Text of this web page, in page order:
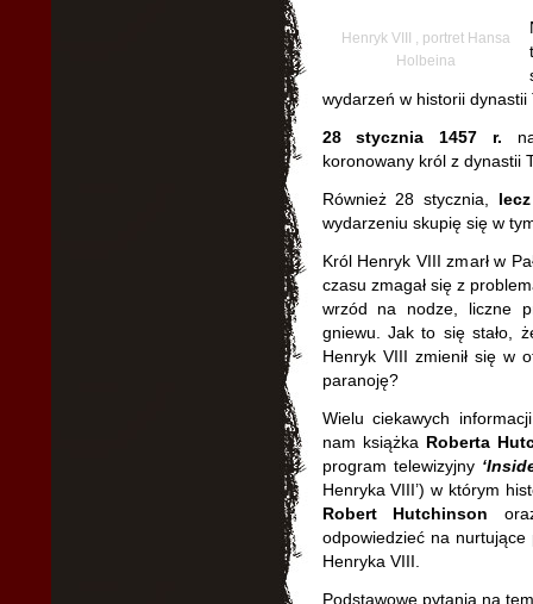
Henryk VIII , portret Hansa
Holbeina
wydarzeń w historii dynastii
28 stycznia 1457 r.
koronowany król z dynastii
Również 28 stycznia,
wydarzeniu skupię się w
Król Henryk VIII zmarł w
czasu zmagał się z
wrzód na nodze, liczne
gniewu. Jak to się stało,
Henryk VIII zmienił się w
paranoję?
Wielu ciekawych
nam książka Roberta
program telewizyjny
Henryka VIII’) w którym
Robert Hutchinson
odpowiedzieć na
Henryka VIII.
Podstawowe pytania na